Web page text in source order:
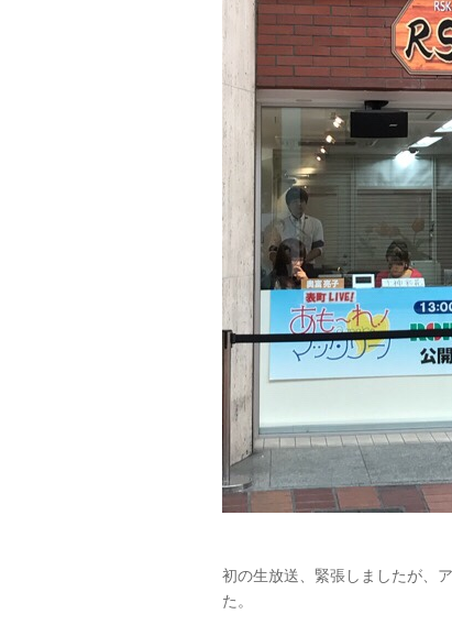
初の生放送、緊張しましたが、
た。